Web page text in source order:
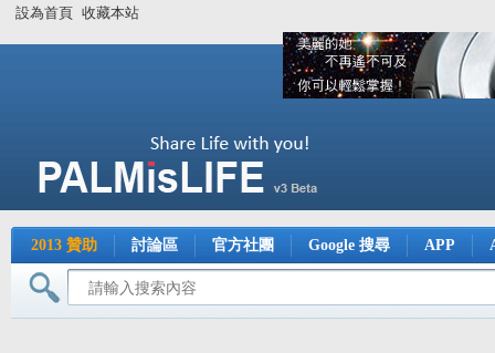
設為首頁 收藏本站
2013 贊助 討論區 官方社團 Google 搜尋 APP